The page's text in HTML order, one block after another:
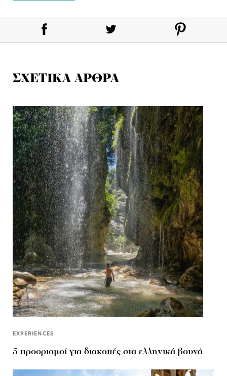
ΣΧΕΤΙΚΑ ΑΡΘΡΑ
EXPERIENCES
5 προορισμοί για διακοπές στα ελληνικά βουνά